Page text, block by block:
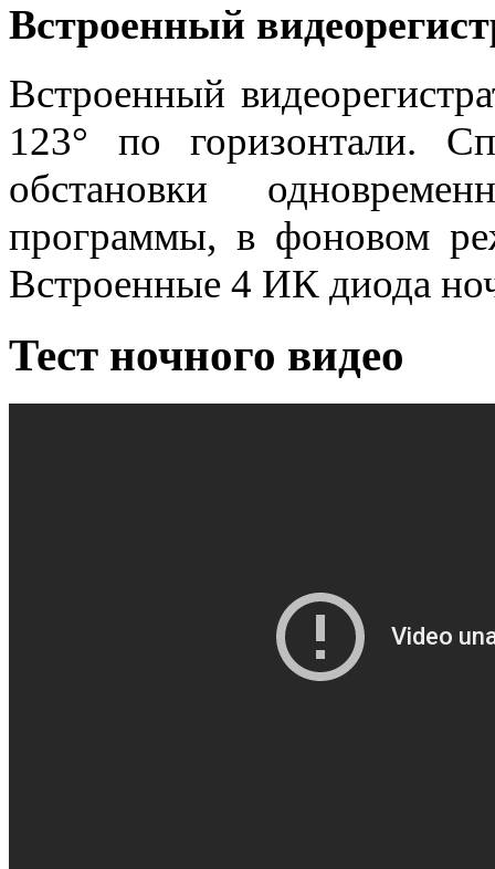
Встроенный
Встроенный
123° по горизонтали.
обстановки
программы, в фоновом
Встроенные 4 ИК диода
Тест ночного видео